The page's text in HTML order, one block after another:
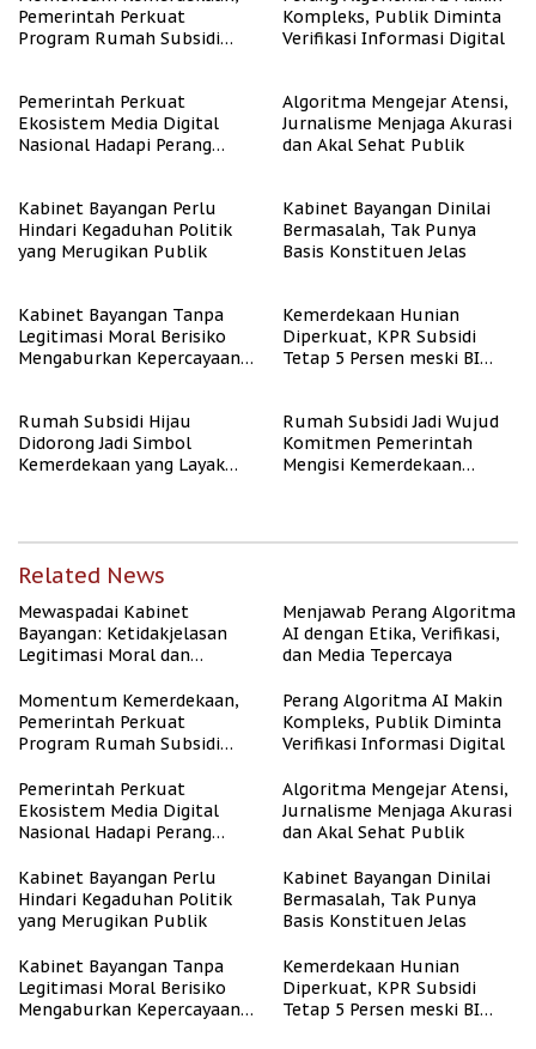
Pemerintah Perkuat
Program Rumah Subsidi
Kompleks, Publik Diminta
Verifikasi Informasi Digital
Pemerintah Perkuat
Ekosistem Media Digital
Nasional Hadapi Perang
Algoritma Mengejar Atensi,
Jurnalisme Menjaga Akurasi
dan Akal Sehat Publik
Kabinet Bayangan Perlu
Hindari Kegaduhan Politik
yang Merugikan Publik
Kabinet Bayangan Dinilai
Bermasalah, Tak Punya
Basis Konstituen Jelas
Kabinet Bayangan Tanpa
Legitimasi Moral Berisiko
Mengaburkan Kepercayaan
Kemerdekaan Hunian
Diperkuat, KPR Subsidi
Tetap 5 Persen meski BI
Rumah Subsidi Hijau
Didorong Jadi Simbol
Kemerdekaan yang Layak
Rumah Subsidi Jadi Wujud
Komitmen Pemerintah
Mengisi Kemerdekaan
Related News
Mewaspadai Kabinet
Bayangan: Ketidakjelasan
Legitimasi Moral dan
Menjawab Perang Algoritma
AI dengan Etika, Verifikasi,
dan Media Tepercaya
Momentum Kemerdekaan,
Pemerintah Perkuat
Program Rumah Subsidi
Berpenghasilan Rendah
Perang Algoritma AI Makin
Kompleks, Publik Diminta
Verifikasi Informasi Digital
Pemerintah Perkuat
Ekosistem Media Digital
Nasional Hadapi Perang
Algoritma Mengejar Atensi,
Jurnalisme Menjaga Akurasi
dan Akal Sehat Publik
Kabinet Bayangan Perlu
Hindari Kegaduhan Politik
yang Merugikan Publik
Kabinet Bayangan Dinilai
Bermasalah, Tak Punya
Basis Konstituen Jelas
Kabinet Bayangan Tanpa
Legitimasi Moral Berisiko
Mengaburkan Kepercayaan
Kemerdekaan Hunian
Diperkuat, KPR Subsidi
Tetap 5 Persen meski BI